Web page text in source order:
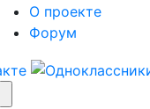
О проекте
Форум